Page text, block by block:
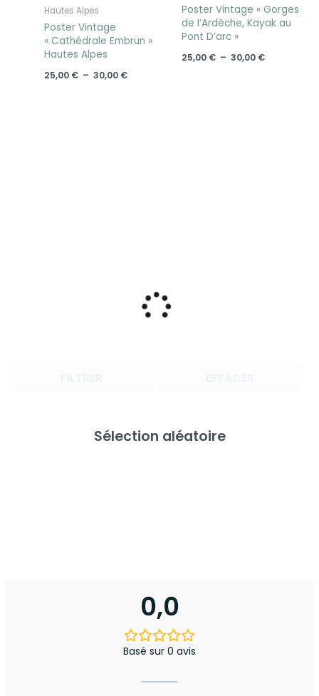
Sélection aléatoire
0,0
Basé sur 0 avis
Hautes Alpes
Poster Vintage
« Cathédrale Embrun »
Hautes Alpes
25,00 € – 30,00 €
Poster Vintage « Gorges
de l’Ardèche, Kayak au
Pont D’arc »
25,00 € – 30,00 €